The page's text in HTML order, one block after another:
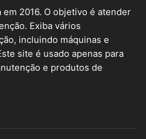
2016. O objetivo é atender
Exiba vários
incluindo máquinas e
site é usado apenas para
e produtos de